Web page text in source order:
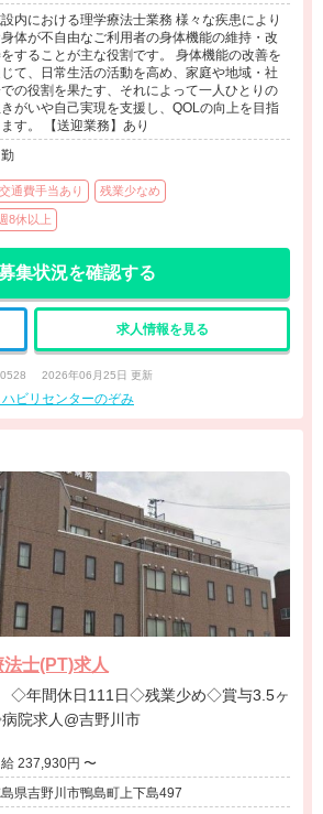
内における理学療法士業務 様々な疾患により
体が不自由なご利用者の身体機能の維持・改
することが主な役割です。 身体機能の改善を
て、日常生活の活動を高め、家庭や地域・社
の役割を果たす、それによって一人ひとりの
がいや自己実現を支援し、QOLの向上を目指
ます。 【送迎業務】あり
交通費手当あり 残業少なめ
8休以上
集状況を確認する
求人情報を見る
2026年06月25日 更新
ビリセンターのぞみ
士(PT)求人
院求人@吉野川市
月給 237,930円 〜
県吉野川市鴨島町上下島497